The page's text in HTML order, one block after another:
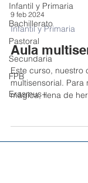
Infantil y Primaria
Bachillerato
Pastoral
Secundaria
FPB
Erasmus+
9 feb 2024
Infantil y Primaria
Aula
Este curso, nuestro
multisensorial.
mágica, llena de